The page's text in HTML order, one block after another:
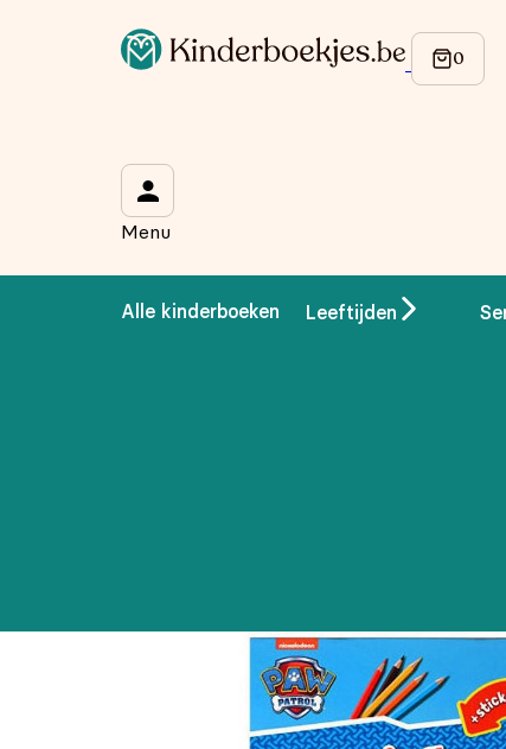
Menu
Alle kinderboeken Leeftijden
Op de hoogte blijven van onze acties?
Wat is je voornaam?